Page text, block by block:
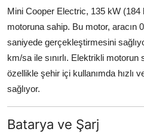
Mini Cooper Electric, 135 kW (184
motoruna sahip. Bu motor, aracın
saniyede gerçekleştirmesini
km/sa ile sınırlı. Elektrikli motorun
özellikle şehir içi kullanımda hızlı
sağlıyor.
Batarya ve Şarj